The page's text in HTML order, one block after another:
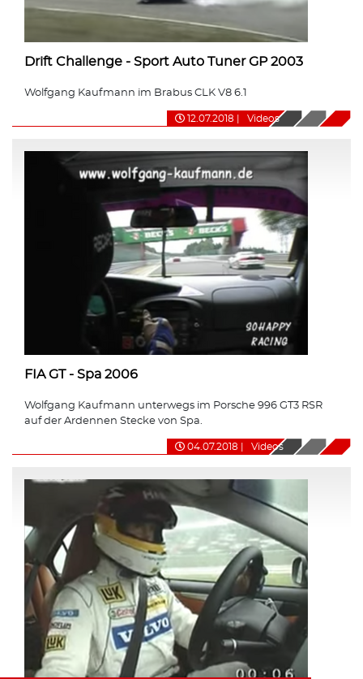
Drift Challenge - Sport Auto Tuner GP 2003
Wolfgang Kaufmann im Brabus CLK V8 6.1
12.07.2018 Videos
FIA GT - Spa 2006
Wolfgang Kaufmann unterwegs im Porsche 996 GT3 RSR
auf der Ardennen Stecke von Spa.
04.07.2018 Videos